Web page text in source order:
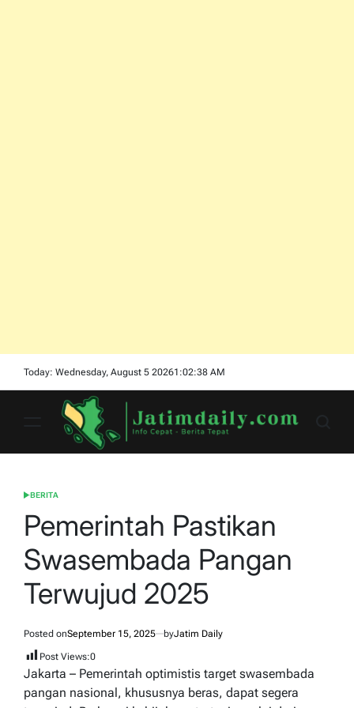
Today: Wednesday, August 5 20261 :02:39 AM
POSTED
BERITA
Pemerintah Pastikan
Swasembada Pangan
Terwujud 2025
Posted onSeptember 15, 2025 byJatim Daily
Post Views:0
Jakarta – Pemerintah optimistis target swasembada
pangan nasional, khususnya beras, dapat segera